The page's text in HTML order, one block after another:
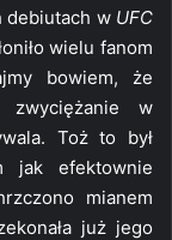
debiutach w UFC
wielu fanom
bowiem, że
zwyciężanie w
Toż to był
jak efektownie
mianem
już jego